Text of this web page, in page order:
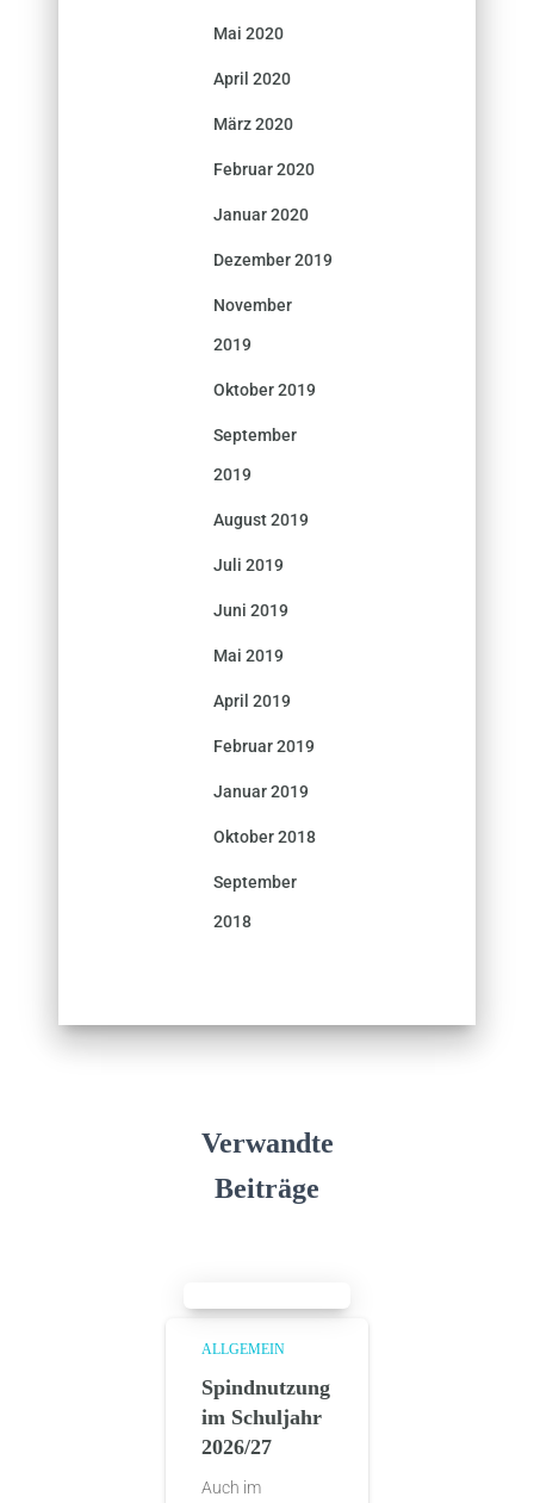
Mai 2020
April 2020
März 2020
Februar 2020
Januar 2020
Dezember 2019
November
2019
Oktober 2019
September
2019
August 2019
Juli 2019
Juni 2019
Mai 2019
April 2019
Februar 2019
Januar 2019
Oktober 2018
September
2018
Verwandte
Beiträge
ALLGEMEIN
Spindnutzung
im Schuljahr
2026/27
Auch im